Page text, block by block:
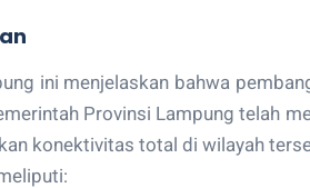
ini menjelaskan bahwa
Provinsi Lampung telah
konektivitas total di wilayah